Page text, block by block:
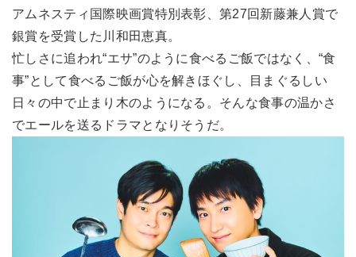
アムネスティ国際映画賞特別表彰、第27回新藤兼人賞で
銀賞を受賞した川和田恵真。
忙しさに追われ“エサ”のように食べるご飯ではなく、“食
事”として食べるご飯が心を解きほぐし、目まぐるしい
日々の中で止まり木のようになる。そんな食事の温かさ
でエールを送るドラマとなりそうだ。